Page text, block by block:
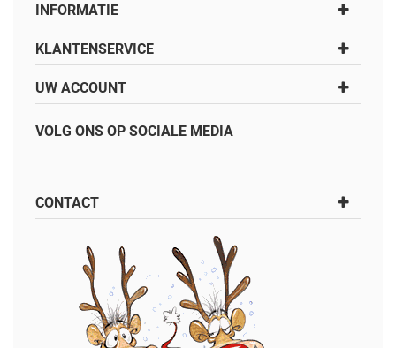
INFORMATIE
KLANTENSERVICE
UW ACCOUNT
VOLG ONS OP SOCIALE MEDIA
CONTACT